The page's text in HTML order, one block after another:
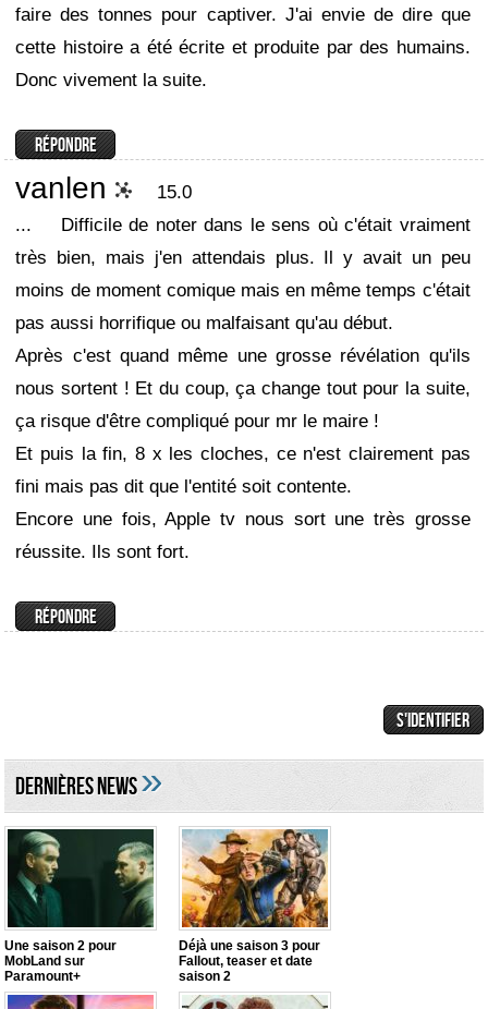
faire des tonnes pour captiver. J'ai envie de dire que
cette histoire a été écrite et produite par des humains.
Donc vivement la suite.
vanlen
15.0
...
Difficile de noter dans le sens où c'était vraiment
très bien, mais j'en attendais plus. Il y avait un peu
moins de moment comique mais en même temps c'était
pas aussi horrifique ou malfaisant qu'au début.
Après c'est quand même une grosse révélation qu'ils
nous sortent ! Et du coup, ça change tout pour la suite,
ça risque d'être compliqué pour mr le maire !
Et puis la fin, 8 x les cloches, ce n'est clairement pas
fini mais pas dit que l'entité soit contente.
Encore une fois, Apple tv nous sort une très grosse
réussite. Ils sont fort.
DERNIÈRES NEWS»
Une saison 2 pour
MobLand sur
Paramount+
Déjà une saison 3 pour
Fallout, teaser et date
saison 2